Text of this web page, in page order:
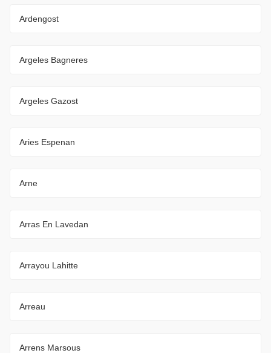
Ardengost
Argeles Bagneres
Argeles Gazost
Aries Espenan
Arne
Arras En Lavedan
Arrayou Lahitte
Arreau
Arrens Marsous